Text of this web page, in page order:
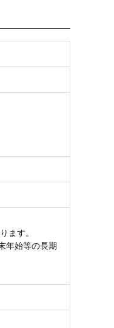
ます。
年始等の長期